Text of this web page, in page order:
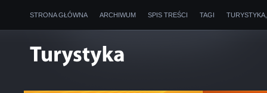
STRONA GŁÓWNA ARCHIWUM SPIS TREŚCI TAGI